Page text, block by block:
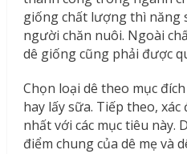
giống chất lượng thì năng
người chăn nuôi. Ngoài
dê giống cũng phải được
Chọn loại dê theo mục
hay lấy sữa. Tiếp theo,
nhất với các mục tiêu này.
điểm chung của dê mẹ và